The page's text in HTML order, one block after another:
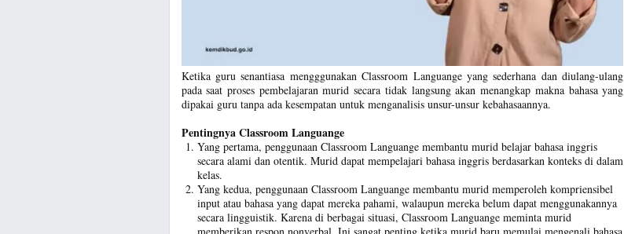
Ketika guru senantiasa mengggunakan Classroom Languange yang sederhana dan diulang-ulang
pada saat proses pembelajaran murid secara tidak langsung akan menangkap makna bahasa yang
dipakai guru tanpa ada kesempatan untuk menganalisis unsur-unsur kebahasaannya.
Pentingnya Classroom Languange
Yang pertama, penggunaan Classroom Languange membantu murid belajar bahasa inggris
secara alami dan otentik. Murid dapat mempelajari bahasa inggris berdasarkan konteks di dalam
kelas.
Yang kedua, penggunaan Classroom Languange membantu murid memperoleh kompriensibel
input atau bahasa yang dapat mereka pahami, walaupun mereka belum dapat menggunakannya
secara lingguistik. Karena di berbagai situasi, Classroom Languange meminta murid